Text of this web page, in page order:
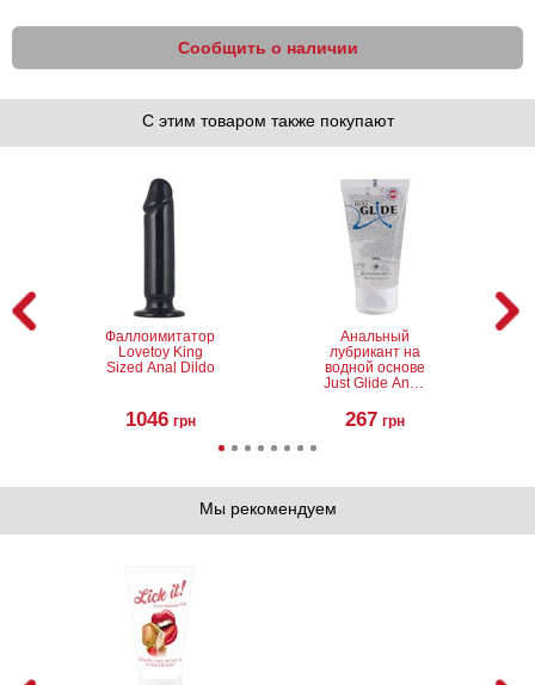
Сообщить о наличии
С этим товаром также покупают
Фаллоимитатор
Lovetoy King
Sized Anal Dildo
1046 грн
Анальный
лубрикант на
водной основе
Just Glide Anal,
267 грн
Анальный
лубрикант на
водной основе
Мы рекомендуем